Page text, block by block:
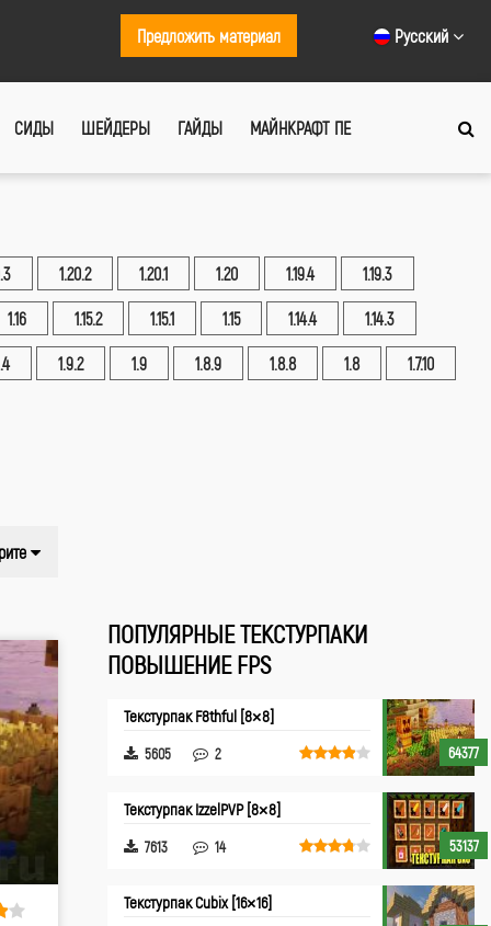
Русский
Предложить материал
СИДЫ ШЕЙДЕРЫ ГАЙДЫ МАЙНКРАФТ ПЕ
1.20.2 1.20.1 1.20 1.19.4 1.19.3
1.16 1.15.2 1.15.1 1.15 1.14.4 1.14.3
1.9.2 1.9 1.8.9 1.8.8 1.8 1.7.10
ПОПУЛЯРНЫЕ ТЕКСТУРПАКИ
ПОВЫШЕНИЕ FPS
64377
Текстурпак F8thful [8×8]
5605 2
53137
Текстурпак IzzelPVP [8×8]
7613 14
Текстурпак Cubix [16×16]